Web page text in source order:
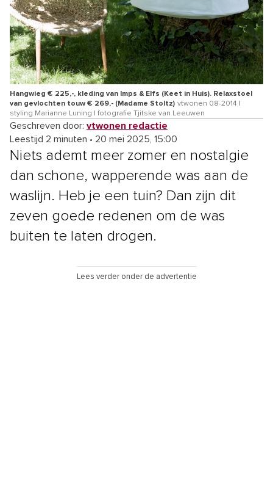
Hangwieg € 225,-, kleding van Imps & Elfs (Keet in Huis). Relaxstoel
van gevlochten touw € 269,- (Madame Stoltz) vtwonen 08-2014 |
styling Marianne Luning | fotografie Tjitske van Leeuwen
Geschreven door: vtwonen redactie
Leestijd 2 minuten • 20 mei 2025, 15:00
Niets ademt meer zomer en nostalgie
dan schone, wapperende was aan de
waslijn. Heb je een tuin? Dan zijn dit
zeven goede redenen om de was
buiten te laten drogen.
Lees verder onder de advertentie